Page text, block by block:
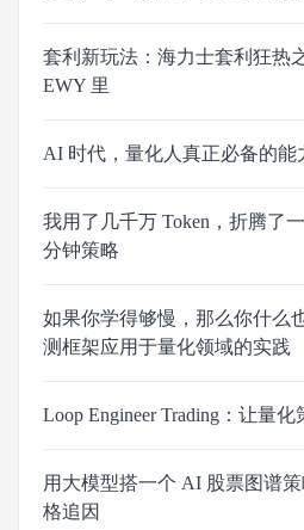
套利新玩法：海力士套利狂热
EWY 里
AI 时代，量化人真正必备的能
我用了几千万 Token，折腾了
分钟策略
如果你学得够慢，那么你什
测框架应用于量化领域的实践
Loop Engineer Trading：让量
用大模型搭一个 AI 股票图谱
格追因